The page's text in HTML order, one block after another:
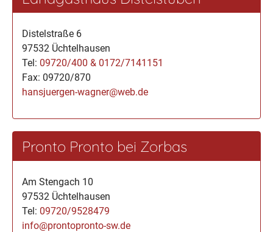
Distelstraße 6
97532 Üchtelhausen
Tel: 09720/400 & 0172/7141151
Fax: 09720/870
hansjuergen-wagner@web.de
Pronto Pronto bei Zorbas
Am Stengach 10
97532 Üchtelhausen
Tel: 09720/9528479
info@prontopronto-sw.de